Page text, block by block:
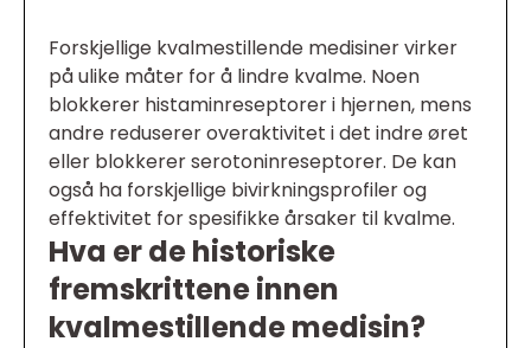
Forskjellige kvalmestillende medisiner virker
på ulike måter for å lindre kvalme. Noen
blokkerer histaminreseptorer i hjernen, mens
andre reduserer overaktivitet i det indre øret
eller blokkerer serotoninreseptorer. De kan
også ha forskjellige bivirkningsprofiler og
effektivitet for spesifikke årsaker til kvalme.
Hva er de historiske
fremskrittene innen
kvalmestillende medisin?